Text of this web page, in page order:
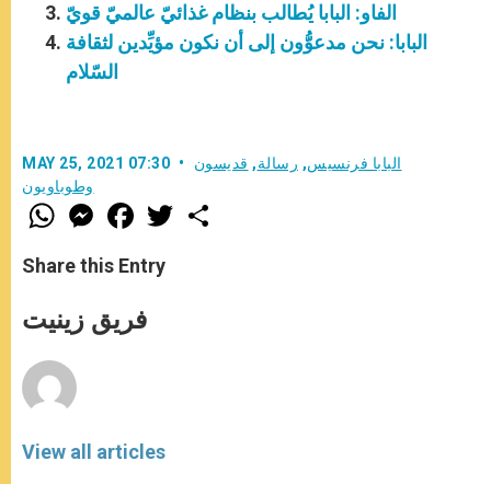
الفاو: البابا يُطالب بنظام غذائيّ عالميّ قويّ
البابا: نحن مدعوُّون إلى أن نكون مؤيِّدين لثقافة
السّلام
MAY 25, 2021 07:30 البابا فرنسيس, رسالة, قديسون
وطوباويون
W
h
t
s
p
p
M
e
s
e
g
e
F
a
e
b
o
k
w
Share this Entry
فريق زينيت
View all articles